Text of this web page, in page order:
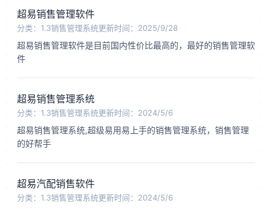
3.1固定资产管理系统
3.2设备管理系统
5.人事管理系列
6.客户管理会员系列
8.行业进销存软件
超易销售管理软件
分类：1.3销售管理系统更新时间：2025/9/28
超易销售管理软件是目前国内性价比最高的，最好的销售管理软
件
超易销售管理系统
分类：1.3销售管理系统更新时间：2024/5/6
超易销售管理系统,超级易用易上手的销售管理系统，销售管理
的好帮手
超易汽配销售软件
分类：1.3销售管理系统更新时间：2024/5/6